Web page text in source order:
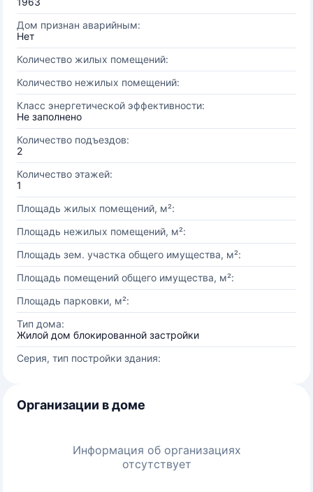
Дом признан аварийным:
Нет
Количество жилых помещений:
Количество нежилых помещений:
Класс энергетической эффективности:
Не заполнено
Количество подъездов:
2
Количество этажей:
1
Площадь жилых помещений, м²:
Площадь нежилых помещений, м²:
Площадь зем. участка общего имущества, м²:
Площадь помещений общего имущества, м²:
Площадь парковки, м²:
Тип дома:
Жилой дом блокированной застройки
Серия, тип постройки здания:
Организации в доме
Информация об организациях
отсутствует